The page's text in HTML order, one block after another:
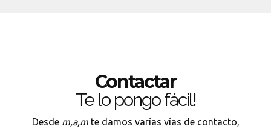
Contactar
Te lo pongo fácil!
Desde m,a,mte damos varías vías de contacto,